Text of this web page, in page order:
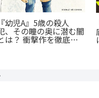
『オサナナジミとカノジ
ョと』ただの三角関係じ
ゃない、秘密が渦巻くセ